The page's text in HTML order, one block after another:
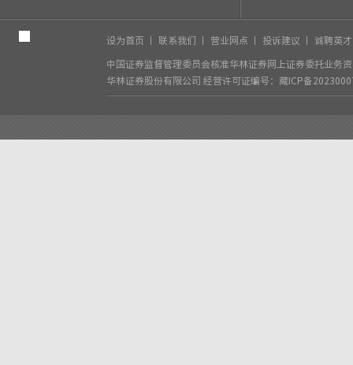
设为首页 联系我们 营业网点 投诉建议 诚聘英
中国证券监督管理委员会核准华林证券网上证券委托业务
华林证券股份有限公司 经营许可证编号：藏ICP备